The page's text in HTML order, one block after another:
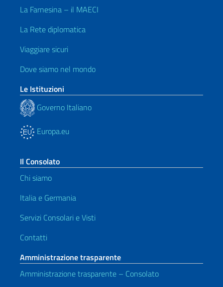
La Farnesina – il MAECI
La Rete diplomatica
Viaggiare sicuri
Dove siamo nel mondo
Le Istituzioni
Governo Italiano
Europa.eu
Il Consolato
Chi siamo
Italia e Germania
Servizi Consolari e Visti
Contatti
Amministrazione trasparente
Amministrazione trasparente – Consolato